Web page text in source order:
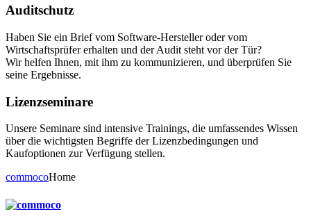
Auditschutz
Haben Sie ein Brief vom Software-Hersteller oder vom
Wirtschaftsprüfer erhalten und der Audit steht vor der Tür?
Wir helfen Ihnen, mit ihm zu kommunizieren, und überprüfen Sie
seine Ergebnisse.
Lizenzseminare
Unsere Seminare sind intensive Trainings, die umfassendes Wissen
über die wichtigsten Begriffe der Lizenzbedingungen und
Kaufoptionen zur Verfügung stellen.
commocoHome